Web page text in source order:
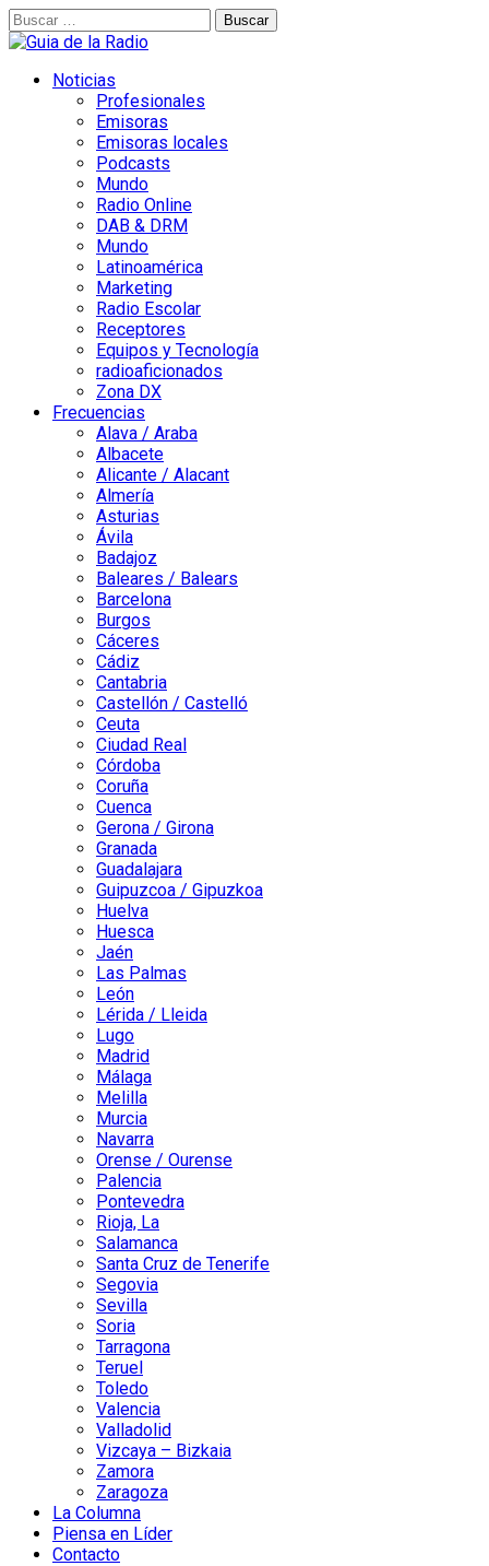
Buscar:
Noticias
Profesionales
Emisoras
Emisoras locales
Podcasts
Mundo
Radio Online
DAB & DRM
Mundo
Latinoamérica
Marketing
Radio Escolar
Receptores
Equipos y Tecnología
radioaficionados
Zona DX
Frecuencias
Alava / Araba
Albacete
Alicante / Alacant
Almería
Asturias
Ávila
Badajoz
Baleares / Balears
Barcelona
Burgos
Cáceres
Cádiz
Cantabria
Castellón / Castelló
Ceuta
Ciudad Real
Córdoba
Coruña
Cuenca
Gerona / Girona
Granada
Guadalajara
Guipuzcoa / Gipuzkoa
Huelva
Huesca
Jaén
Las Palmas
León
Lérida / Lleida
Lugo
Madrid
Málaga
Melilla
Murcia
Navarra
Orense / Ourense
Palencia
Pontevedra
Rioja, La
Salamanca
Santa Cruz de Tenerife
Segovia
Sevilla
Soria
Tarragona
Teruel
Toledo
Valencia
Valladolid
Vizcaya – Bizkaia
Zamora
Zaragoza
La Columna
Piensa en Líder
Contacto